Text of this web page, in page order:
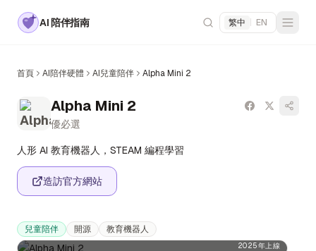
AI 陪伴指南 繁中 | EN
首頁 AI陪伴硬體 AI兒童陪伴 Alpha Mini 2
Alpha Mini 2
優必選
人形 AI 教育機器人，STEAM 編程學習
造訪官方網站
兒童陪伴 開源 教育機器人
2025年上線